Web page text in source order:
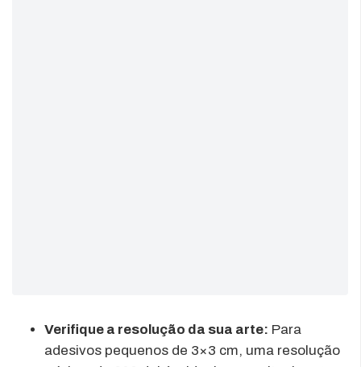
Verifique a resolução da sua arte: Para
adesivos pequenos de 3×3 cm, uma resolução